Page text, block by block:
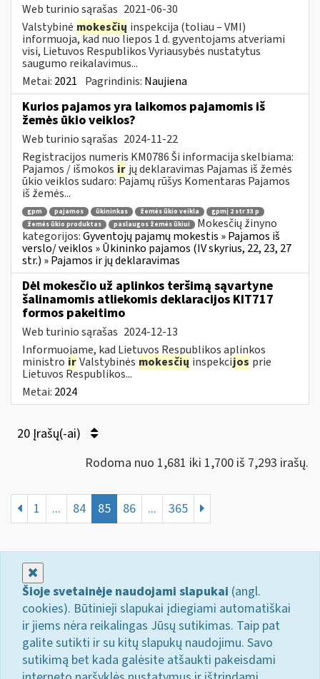
Web turinio sąrašas 2021-06-30
Valstybinė mokesčių inspekcija (toliau – VMI)
informuoja, kad nuo liepos 1 d. gyventojams atveriami
visi, Lietuvos Respublikos Vyriausybės nustatytus
saugumo reikalavimus...
Metai: 2021 Pagrindinis: Naujiena
Kurios pajamos yra laikomos pajamomis iš
žemės ūkio veiklos?
Web turinio sąrašas 2024-11-22
Registracijos numeris KM0786 Ši informacija skelbiama:
Pajamos / išmokos ir jų deklaravimas Pajamas iš žemės
ūkio veiklos sudaro: Pajamų rūšys Komentaras Pajamos
iš žemės...
gpm pajamos ūkininkas žemės ūkio veikla
gpmį 2 str 33 p
žemės ūkio produktas
paslaugos žemės ūkiui
Mokesčių žinyno
kategorijos:Gyventojų pajamų mokestis » Pajamos iš
verslo/ veiklos » Ūkininko pajamos (IV skyrius, 22, 23, 27
str.) » Pajamos ir jų deklaravimas
Dėl mokesčio už aplinkos teršimą sąvartyne
šalinamomis atliekomis deklaracijos KIT717
formos pakeitimo
Web turinio sąrašas 2024-12-13
Informuojame, kad Lietuvos Respublikos aplinkos
ministro irValstybinės mokesčių inspekcijos prie
Lietuvos Respublikos...
Metai: 2024
20 Įrašų(-ai)
Rodoma nuo 1,681 iki 1,700 iš 7,293 irašų.
1 ... 84 85 86 ... 365
Šioje svetainėje naudojami slapukai (angl.
cookies). Būtinieji slapukai įdiegiami automatiškai
ir jiems nėra reikalingas Jūsų sutikimas. Taip pat
galite sutikti ir su kitų slapukų naudojimu. Savo
sutikimą bet kada galėsite atšaukti pakeisdami